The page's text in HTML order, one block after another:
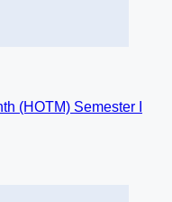
(HOTM) Semester I